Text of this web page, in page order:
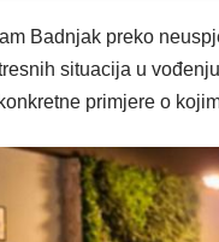
Badnjak preko
situacija u
primjere o